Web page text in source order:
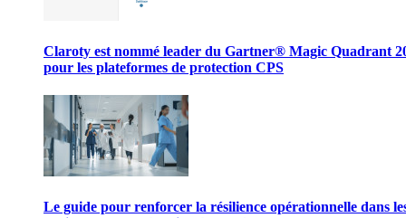
Claroty est nommé leader du Gartner® Magic Quadrant
pour les plateformes de protection CPS
Le guide pour renforcer la résilience opérationnelle dans